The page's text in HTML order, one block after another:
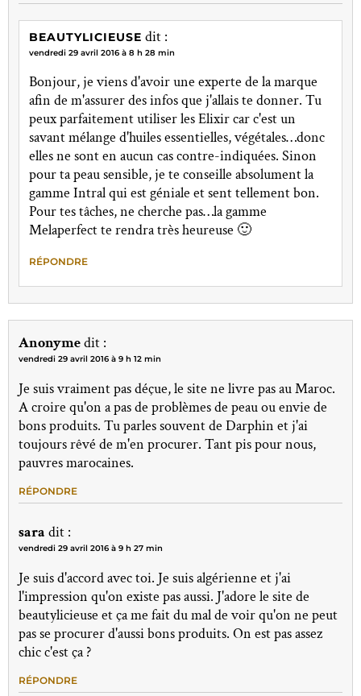
BEAUTYLICIEUSE dit :
vendredi 29 avril 2016 à 8 h 28 min
Bonjour, je viens d'avoir une experte de la marque
afin de m'assurer des infos que j'allais te donner. Tu
peux parfaitement utiliser les Elixir car c'est un
savant mélange d'huiles essentielles, végétales…donc
elles ne sont en aucun cas contre-indiquées. Sinon
pour ta peau sensible, je te conseille absolument la
gamme Intral qui est géniale et sent tellement bon.
Pour tes tâches, ne cherche pas…la gamme
Melaperfect te rendra très heureuse 🙂
RÉPONDRE
Anonymedit :
vendredi 29 avril 2016 à 9 h 12 min
Je suis vraiment pas déçue, le site ne livre pas au Maroc.
A croire qu'on a pas de problèmes de peau ou envie de
bons produits. Tu parles souvent de Darphin et j'ai
toujours rêvé de m'en procurer. Tant pis pour nous,
pauvres marocaines.
RÉPONDRE
sara dit :
vendredi 29 avril 2016 à 9 h 27 min
Je suis d'accord avec toi. Je suis algérienne et j'ai
l'impression qu'on existe pas aussi. J'adore le site de
beautylicieuse et ça me fait du mal de voir qu'on ne peut
pas se procurer d'aussi bons produits. On est pas assez
chic c'est ça ?
RÉPONDRE